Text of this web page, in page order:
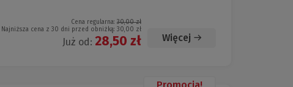
Cena regularna: 30,00 zł
Najniższa cena z 30 dni przed obniżką: 30,00 zł
Już od: 28,50 zł Więcej